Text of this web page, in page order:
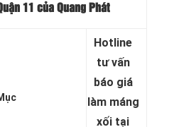
11 của Quang Phát
Hotline
tư vấn
báo giá
làm máng
xối tại